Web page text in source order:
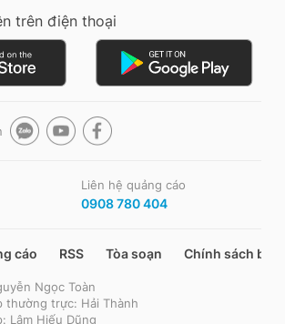
trên điện thoại
Liên hệ quảng cáo
0908 780 404
cáo RSS Tòa soạn Chính sách bảo
Ngọc Toàn
thường trực: Hải Thành
Lâm Hiếu Dũng